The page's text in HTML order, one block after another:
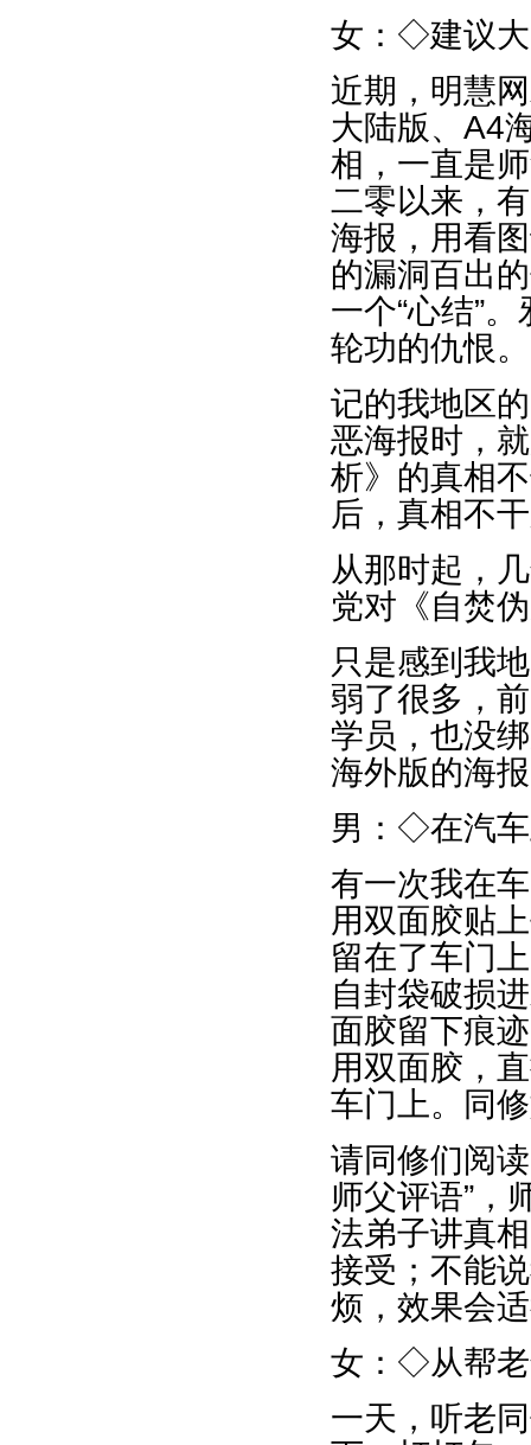
女：◇建议大
近期，明慧
大陆版、A4
相，一直是
二零以来，
海报，用看
的漏洞百出
一个“心结”
轮功的仇恨。
记的我地区
恶海报时，
析》的真相
后，真相不
从那时起，
党对《自焚
只是感到我
弱了很多，
学员，也没
海外版的海
男：◇在汽
有一次我在
用双面胶贴
留在了车门
自封袋破损
面胶留下痕
用双面胶，
车门上。同
请同修们阅
师父评语”，
法弟子讲真
接受；不能
烦，效果会
女：◇从帮
一天，听老